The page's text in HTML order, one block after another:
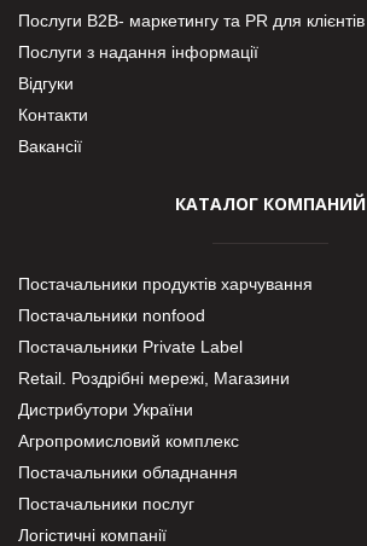
Послуги В2В- маркетингу та PR для клієнтів
Послуги з надання інформації
Відгуки
Контакти
Вакансії
КАТАЛОГ КОМПАНИЙ
Постачальники продуктів харчування
Постачальники nonfood
Постачальники Private Label
Retail. Роздрібні мережі, Магазини
Дистрибутори України
Агропромисловий комплекс
Постачальники обладнання
Постачальники послуг
Логістичні компанії